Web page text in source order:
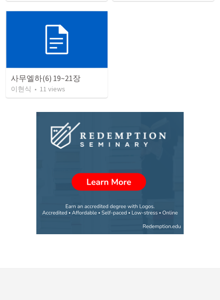
사무엘하(6) 19~21장
이현식 • 11 views